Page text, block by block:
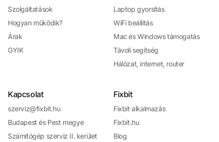
Szolgáltatások
Hogyan működik?
Árak
GYIK
Laptop gyorsítás
WiFi beállítás
Mac és Windows támogatás
Távoli segítség
Hálózat, internet, router
Kapcsolat
szerviz@fixbit.hu
Budapest és Pest megye
Számítógép szerviz II. kerület
Fixbit
Fixbit alkalmazás
Fixbit.hu
Blog